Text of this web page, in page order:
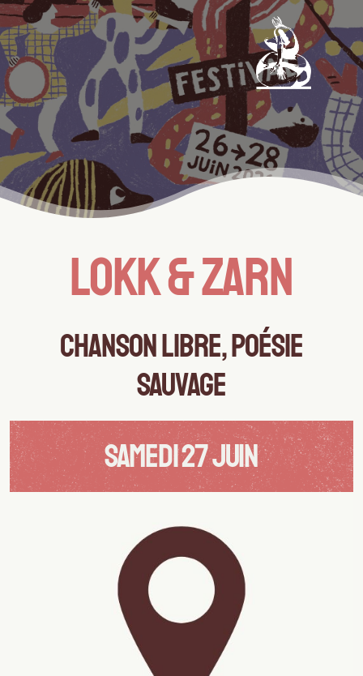
LOKK & zarn
CHANSON LIBRE, Poésie
SAUVAGE
SAMEDI 27 JUIN